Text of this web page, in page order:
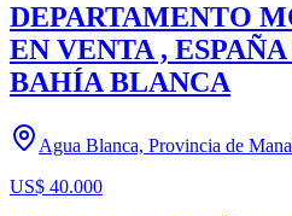
DEPARTAMENTO
EN VENTA ,
BAHÍA BLANCA
Agua Blanca, Provincia de
US$ 40.000